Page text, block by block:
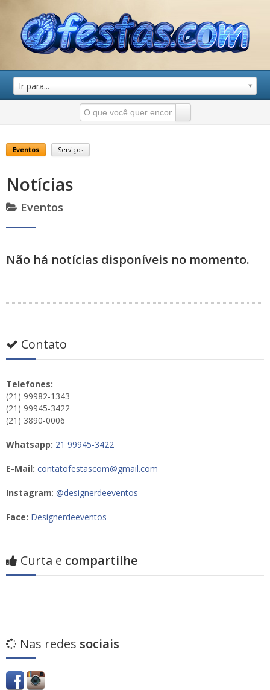
Ir para...
Eventos Serviços
Notícias
Eventos
Não há notícias disponíveis no momento.
Contato
Telefones:
(21) 99982-1343
(21) 99945-3422
(21) 3890-0006
Whatsapp: 21 99945-3422
E-Mail: contatofestascom@gmail.com
Instagram: @designerdeeventos
Face: Designerdeeventos
Curta e compartilhe
Nas redes sociais